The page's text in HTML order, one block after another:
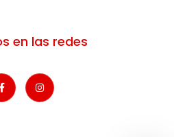
en las redes